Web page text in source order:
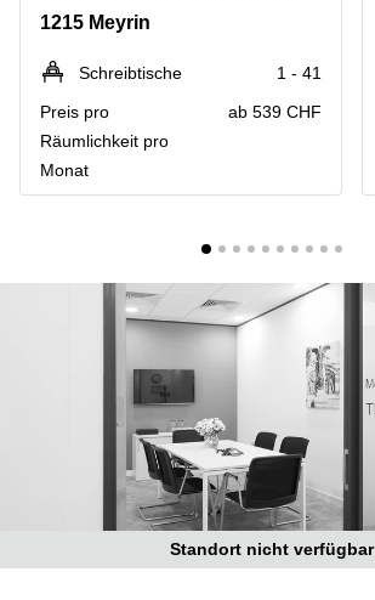
Coworking
Lausanne
Coworking
Genf
Coworking
Bern
Coworking
mieten
Thurgauerstrasse
40 Zürich
Gotthardstrasse
26 Zug
Bahnhofstrasse
28 Zug
Gubelstrasse
Guisan-
Grafenauweg
Teichgässlein
29 Basel
1215 Meyrin
Schreibtische
1 - 41
Preis pro
Räumlichkeit pro
Monat
ab 539 CHF
Standort nicht verfügbar